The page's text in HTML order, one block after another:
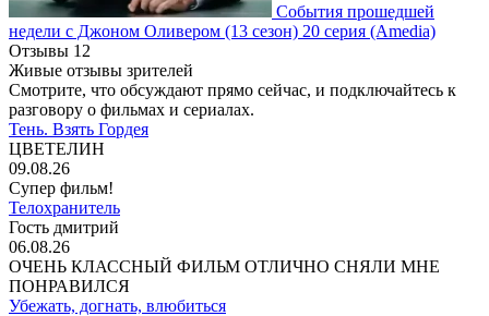
События прошедшей
недели с Джоном Оливером (13 сезон) 20 серия (Amedia)
Отзывы 12
Живые отзывы зрителей
Смотрите, что обсуждают прямо сейчас, и подключайтесь к
разговору о фильмах и сериалах.
Тень. Взять Гордея
ЦВЕТЕЛИН
09.08.26
Супер фильм!
Телохранитель
Гость дмитрий
06.08.26
ОЧЕНЬ КЛАССНЫЙ ФИЛЬМ ОТЛИЧНО СНЯЛИ МНЕ
ПОНРАВИЛСЯ
Убежать, догнать, влюбиться